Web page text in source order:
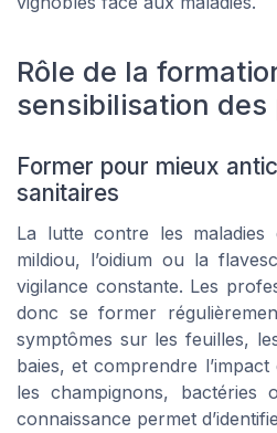
Rôle de la
sensibilisation
Former pour mieux
sanitaires
La lutte contre les
mildiou, l’oidium ou la
vigilance constante. Les
donc se former
symptômes sur les feuilles,
baies, et comprendre
les champignons, bactéries
connaissance permet